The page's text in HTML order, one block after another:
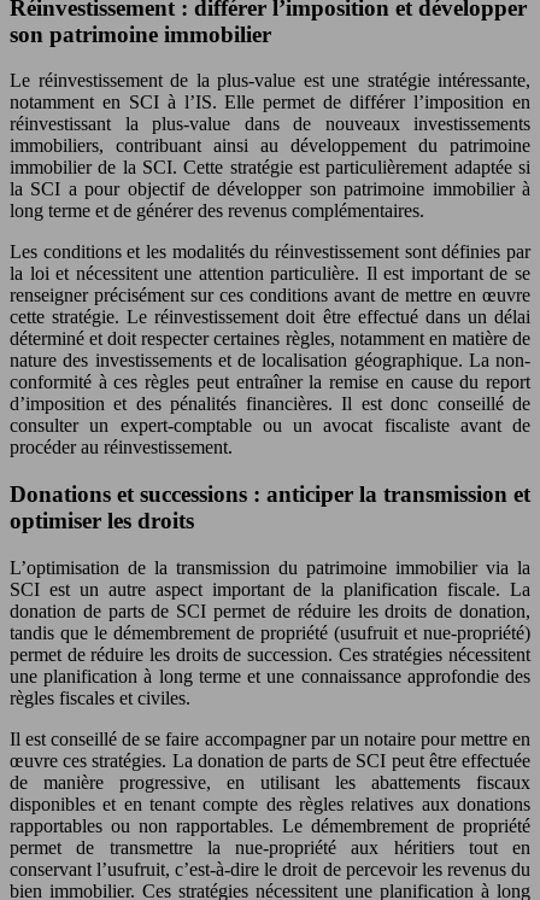
Réinvestissement : différer l’imposition et développer
son patrimoine immobilier
Le réinvestissement de la plus-value est une stratégie intéressante,
notamment en SCI à l’IS. Elle permet de différer l’imposition en
réinvestissant la plus-value dans de nouveaux investissements
immobiliers, contribuant ainsi au développement du patrimoine
immobilier de la SCI. Cette stratégie est particulièrement adaptée si
la SCI a pour objectif de développer son patrimoine immobilier à
long terme et de générer des revenus complémentaires.
Les conditions et les modalités du réinvestissement sont définies par
la loi et nécessitent une attention particulière. Il est important de se
renseigner précisément sur ces conditions avant de mettre en œuvre
cette stratégie. Le réinvestissement doit être effectué dans un délai
déterminé et doit respecter certaines règles, notamment en matière de
nature des investissements et de localisation géographique. La non-
conformité à ces règles peut entraîner la remise en cause du report
d’imposition et des pénalités financières. Il est donc conseillé de
consulter un expert-comptable ou un avocat fiscaliste avant de
procéder au réinvestissement.
Donations et successions : anticiper la transmission et
optimiser les droits
L’optimisation de la transmission du patrimoine immobilier via la
SCI est un autre aspect important de la planification fiscale. La
donation de parts de SCI permet de réduire les droits de donation,
tandis que le démembrement de propriété (usufruit et nue-propriété)
permet de réduire les droits de succession. Ces stratégies nécessitent
une planification à long terme et une connaissance approfondie des
règles fiscales et civiles.
Il est conseillé de se faire accompagner par un notaire pour mettre en
œuvre ces stratégies. La donation de parts de SCI peut être effectuée
de manière progressive, en utilisant les abattements fiscaux
disponibles et en tenant compte des règles relatives aux donations
rapportables ou non rapportables. Le démembrement de propriété
permet de transmettre la nue-propriété aux héritiers tout en
conservant l’usufruit, c’est-à-dire le droit de percevoir les revenus du
bien immobilier. Ces stratégies nécessitent une planification à long